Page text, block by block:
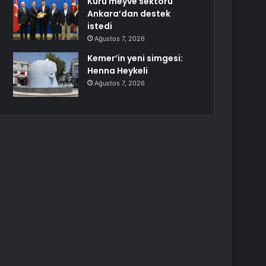
Ankara’dan destek
istedi
Ağustos 7, 2026
Kemer’in yeni simgesi:
Henna Heykeli
Ağustos 7, 2026